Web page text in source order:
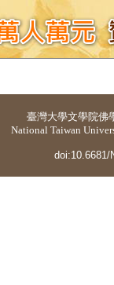
臺灣大學文學院佛
National Taiwan
doi:10.6681/